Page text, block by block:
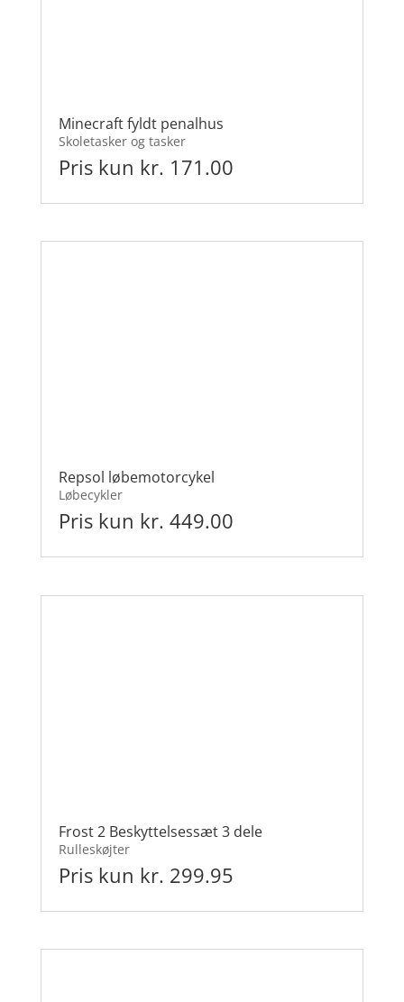
Minecraft fyldt penalhus
Skoletasker og tasker
Pris kun kr. 171.00
Repsol løbemotorcykel
Løbecykler
Pris kun kr. 449.00
Frost 2 Beskyttelsessæt 3 dele
Rulleskøjter
Pris kun kr. 299.95